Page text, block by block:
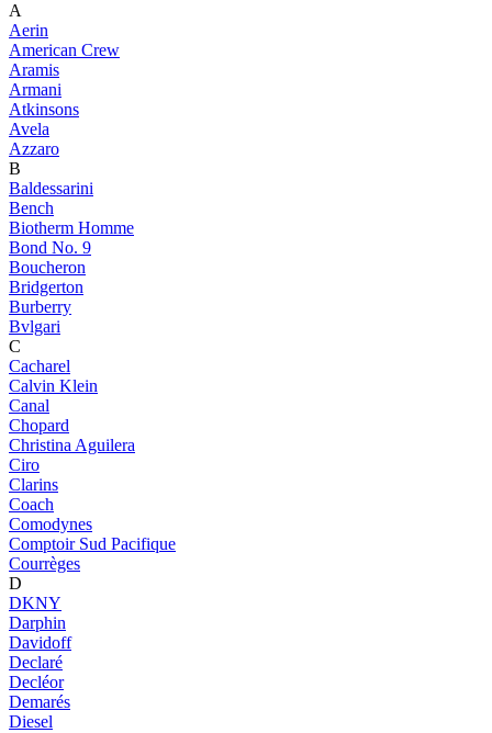
A
Aerin
American Crew
Aramis
Armani
Atkinsons
Avela
Azzaro
B
Baldessarini
Bench
Biotherm Homme
Bond No. 9
Boucheron
Bridgerton
Burberry
Bvlgari
C
Cacharel
Calvin Klein
Canal
Chopard
Christina Aguilera
Ciro
Clarins
Coach
Comodynes
Comptoir Sud Pacifique
Courrèges
D
DKNY
Darphin
Davidoff
Declaré
Decléor
Demarés
Diesel